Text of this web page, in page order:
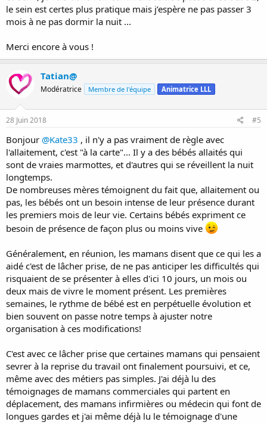
le sein est certes plus pratique mais j’espère ne pas passer 3
mois à ne pas dormir la nuit ...
Merci encore à vous !
Tatian@
Modératrice Membre de l'équipe Animatrice LLL
28 Juin 2018 #5
Bonjour @Kate33 , il n'y a pas vraiment de règle avec
l'allaitement, c'est "à la carte"... Il y a des bébés allaités qui
sont de vraies marmottes, et d'autres qui se réveillent la nuit
longtemps.
De nombreuses mères témoignent du fait que, allaitement ou
pas, les bébés ont un besoin intense de leur présence durant
les premiers mois de leur vie. Certains bébés expriment ce
besoin de présence de façon plus ou moins vive
Généralement, en réunion, les mamans disent que ce qui les a
aidé c'est de lâcher prise, de ne pas anticiper les difficultés qui
risquaient de se présenter à elles d'ici 10 jours, un mois ou
deux mais de vivre le moment présent. Les premières
semaines, le rythme de bébé est en perpétuelle évolution et
bien souvent on passe notre temps à ajuster notre
organisation à ces modifications!
C'est avec ce lâcher prise que certaines mamans qui pensaient
sevrer à la reprise du travail ont finalement poursuivi, et ce,
même avec des métiers pas simples. J'ai déjà lu des
témoignages de mamans commerciales qui partent en
déplacement, des mamans infirmières ou médecin qui font de
longues gardes et j'ai même déjà lu le témoignage d'une